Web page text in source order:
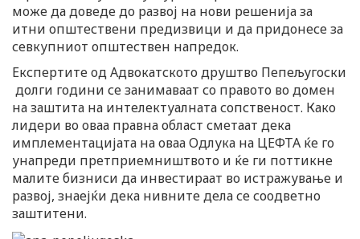
може да доведе до развој на нови решенија за
итни општествени предизвици и да придонесе за
севкупниот општествен напредок.
Експертите од Адвокатското друштво Пепељугоски
долги години се занимаваат со правото во домен
на заштита на интелектуалната сопственост. Како
лидери во оваа правна област сметаат дека
имплементацијата на оваа Одлука на ЦЕФТА ќе го
унапреди претприемништвото и ќе ги поттикне
малите бизниси да инвестираат во истражување и
развој, знаејќи дека нивните дела се соодветно
заштитени.